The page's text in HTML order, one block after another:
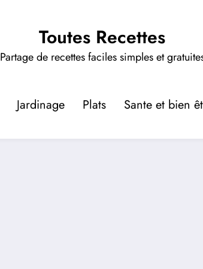
Toutes Recettes
Partage de recettes faciles simples et
Jardinage Plats Sante et bien